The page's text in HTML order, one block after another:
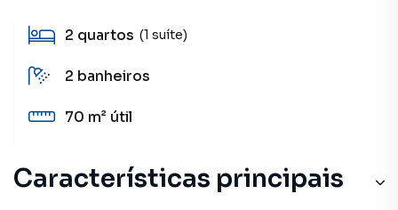
2 quartos (1 suíte)
2 banheiros
70 m² útil
Características principais